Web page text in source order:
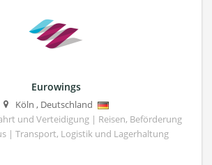
Eurowings
Köln , Deutschland
und Verteidigung | Reisen, Beförderung
| Transport, Logistik und Lagerhaltung